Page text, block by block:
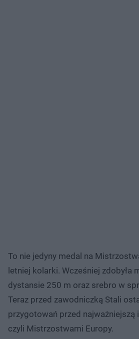
To nie jedyny medal na
letniej kolarki. Wcześniej zdobyła
dystansie 250 m oraz srebro w
Teraz przed zawodniczką Stali
przygotowań przed najważniejszą
czyli Mistrzostwami Europy.